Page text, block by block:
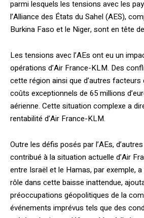
parmi lesquels les tensions avec les
l’Alliance des États du Sahel (AES),
Burkina Faso et le Niger, sont en tête
Les tensions avec l’AEs ont eu un
opérations d’Air France-KLM. Des
cette région ainsi que d’autres
coûts exceptionnels de 65 millions
aérienne. Cette situation complexe a
rentabilité d’Air France-KLM.
Outre les défis posés par l’AEs,
contribué à la situation actuelle d’Air
entre Israël et le Hamas, par exemple,
rôle dans cette baisse inattendue,
préoccupations géopolitiques de la
événements imprévus tels que des